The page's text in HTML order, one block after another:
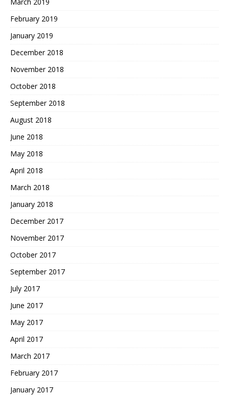
February 2019
January 2019
December 2018
November 2018
October 2018
September 2018
August 2018
June 2018
May 2018
April 2018
March 2018
January 2018
December 2017
November 2017
October 2017
September 2017
July 2017
June 2017
May 2017
April 2017
March 2017
February 2017
January 2017